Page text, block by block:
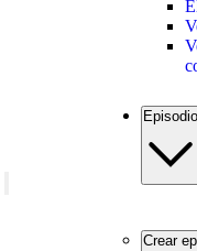
Episodio
Crear